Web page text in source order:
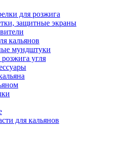
для розжига
защитные экраны
кальянов
мундштуки
угля
для кальянов